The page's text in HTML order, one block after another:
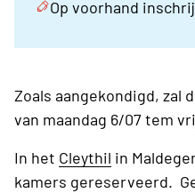
Op voorhand
Zoals aangekondigd, zal
van maandag 6/07 tem
In het Cleythil in
kamers gereserveerd.